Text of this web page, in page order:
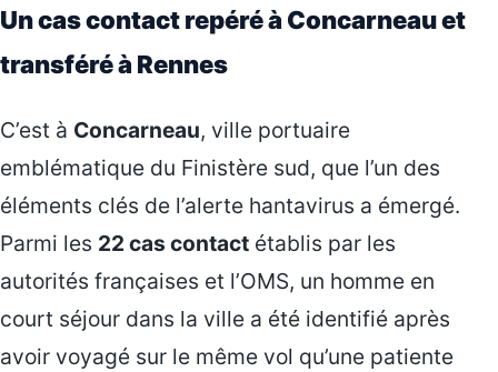
Un cas contact repéré à Concarneau et
transféré à Rennes
C’est à Concarneau, ville portuaire
emblématique du Finistère sud, que l’un des
éléments clés de l’alerte hantavirus a émergé.
Parmi les 22 cas contact établis par les
autorités françaises et l’OMS, un homme en
court séjour dans la ville a été identifié après
avoir voyagé sur le même vol qu’une patiente